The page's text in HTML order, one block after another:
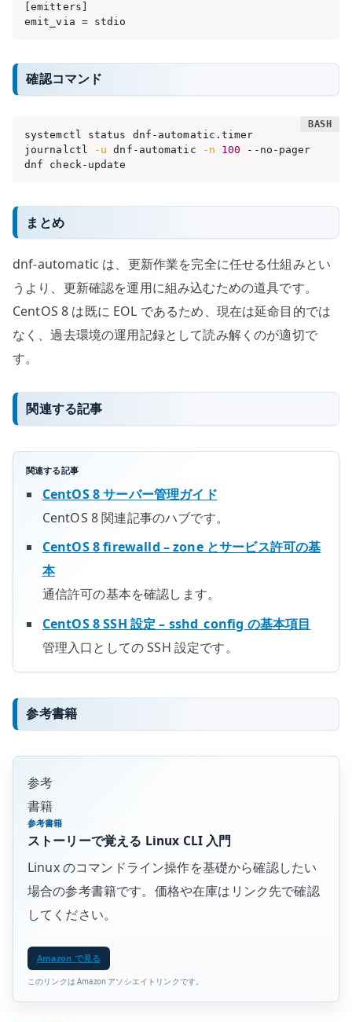
[emitters]
emit_via = stdio
確認コマンド
systemctl status dnf-automatic.timer
journalctl
-u dnf-automatic -n 100 --no-pager
dnf check-update
まとめ
dnf-automatic は、更新作業を完全に任せる仕組みとい
うより、更新確認を運用に組み込むための道具です。
CentOS 8 は既に EOL であるため、現在は延命目的では
なく、過去環境の運用記録として読み解くのが適切で
す。
関連する記事
関連する記事
CentOS 8 サーバー管理ガイド
CentOS 8 関連記事のハブです。
CentOS 8 firewalld – zone とサービス許可の基
本
通信許可の基本を確認します。
CentOS 8 SSH 設定 – sshd_config の基本項目
管理入口としての SSH 設定です。
参考書籍
参考
書籍
参考書籍
ストーリーで覚える Linux CLI 入門
Linux のコマンドライン操作を基礎から確認したい
場合の参考書籍です。価格や在庫はリンク先で確認
してください。
Amazon で見る
このリンクは Amazon アソシエイトリンクです。